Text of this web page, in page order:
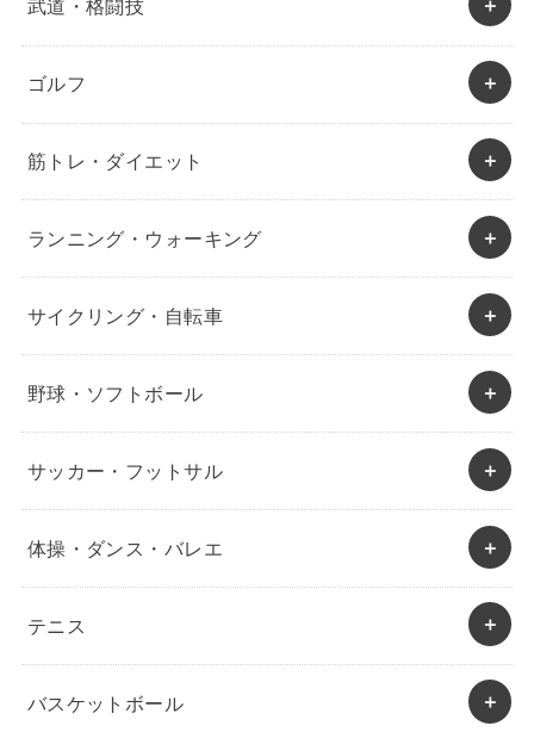
武道・格闘技
ゴルフ
筋トレ・ダイエット
ランニング・ウォーキング
サイクリング・自転車
野球・ソフトボール
サッカー・フットサル
体操・ダンス・バレエ
テニス
バスケットボール